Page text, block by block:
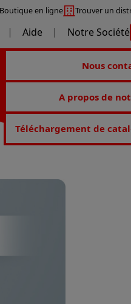
Boutique en ligne Trouver un
Aide Notre Société
Nous
A propos de
Téléchargement de